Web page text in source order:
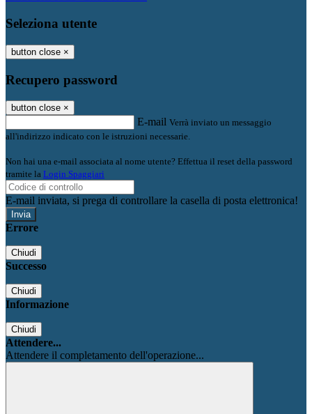
Seleziona utente
button close ×
Recupero password
button close ×
E-mail Verrà inviato un messaggio
all'indirizzo indicato con le istruzioni necessarie.
Non hai una e-mail associata al nome utente? Effettua il reset della password
tramite la Login Spaggiari
E-mail inviata, si prega di controllare la casella di posta elettronica!
Errore
Chiudi
Successo
Chiudi
Informazione
Chiudi
Attendere...
Attendere il completamento dell'operazione...